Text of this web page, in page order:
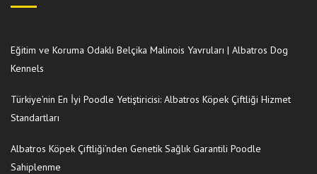
Eğitim ve Koruma Odaklı Belçika Malinois Yavruları | Albatros Dog
Kennels
Türkiye’nin En İyi Poodle Yetiştiricisi: Albatros Köpek Çiftliği Hizmet
Standartları
Albatros Köpek Çiftliği’nden Genetik Sağlık Garantili Poodle
Sahiplenme